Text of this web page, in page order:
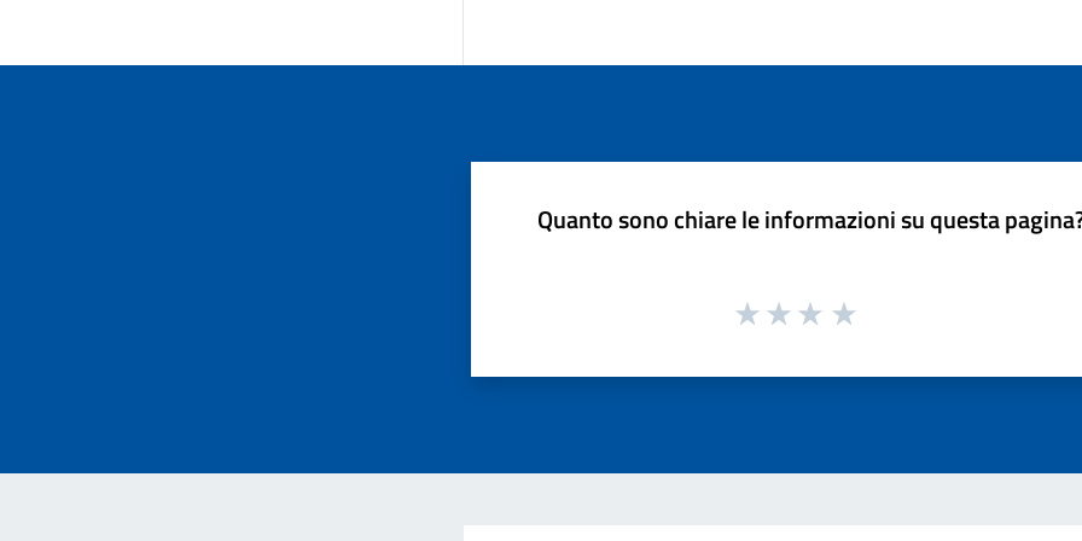
Quanto sono chiare le informazioni su questa